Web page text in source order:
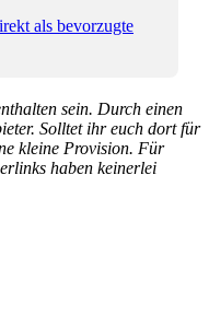
als bevorzugte
sein. Durch einen
Solltet ihr euch dort für
kleine Provision. Für
haben keinerlei